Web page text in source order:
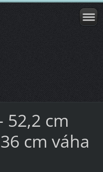
52,2 cm
cm váha